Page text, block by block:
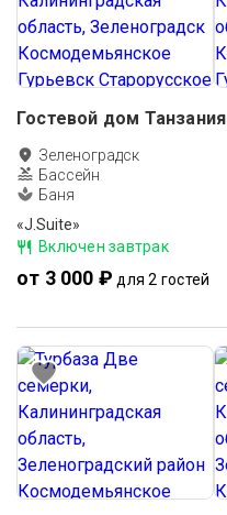
Гостевой дом Танзания
Зеленоградск
Бассейн
Баня
«J.Suite»
Включен завтрак
от 3 000 ₽ для 2 гостей